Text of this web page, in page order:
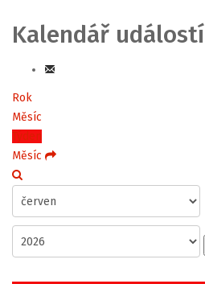
Kalendář událostí
Rok
Měsíc
Týden
Měsíc